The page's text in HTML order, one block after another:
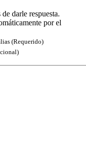
darle respuesta.
por el
(Requerido)